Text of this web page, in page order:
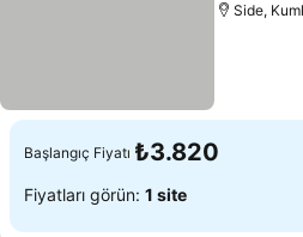
Side,
Başlangıç Fiyatı ₺3.820
Fiyatları görün: 1 site